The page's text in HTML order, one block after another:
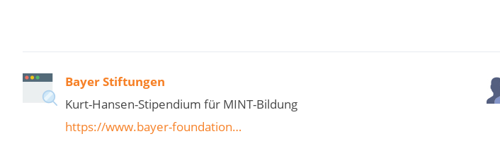
Bayer Stiftungen
Kurt-Hansen-Stipendium für MINT-Bildung
https://www.bayer-foundation…